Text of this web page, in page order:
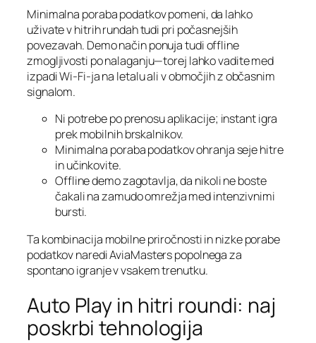
Minimalna poraba podatkov pomeni, da lahko
uživate v hitrih rundah tudi pri počasnejših
povezavah. Demo način ponuja tudi offline
zmogljivosti po nalaganju—torej lahko vadite med
izpadi Wi‑Fi-ja na letalu ali v območjih z občasnim
signalom.
Ni potrebe po prenosu aplikacije; instant igra
prek mobilnih brskalnikov.
Minimalna poraba podatkov ohranja seje hitre
in učinkovite.
Offline demo zagotavlja, da nikoli ne boste
čakali na zamudo omrežja med intenzivnimi
bursti.
Ta kombinacija mobilne priročnosti in nizke porabe
podatkov naredi AviaMasters popolnega za
spontano igranje v vsakem trenutku.
Auto Play in hitri roundi: naj
poskrbi tehnologija